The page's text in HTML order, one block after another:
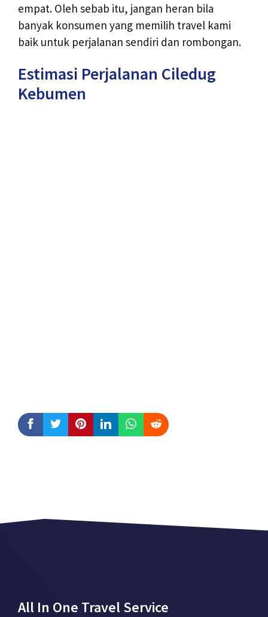
empat. Oleh sebab itu, jangan heran bila
banyak konsumen yang memilih travel kami
baik untuk perjalanan sendiri dan rombongan.
Estimasi Perjalanan Ciledug
Kebumen
All In One Travel Service